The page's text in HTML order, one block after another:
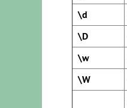
\d
\D
\w
\W